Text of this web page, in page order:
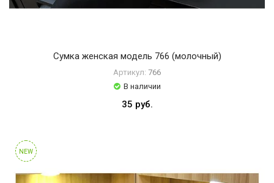
Сумка женская модель 766 (молочный)
Артикул: 766
В наличии
35 руб.
NEW